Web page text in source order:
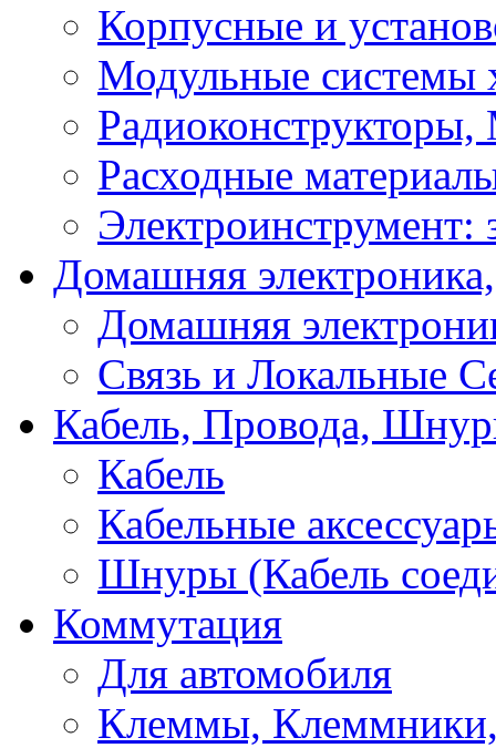
Корпусные и
Модульные системы
Расходные
Электроинструмент:
Домашняя
Домашняя
Связь и Локальные
Кабель, Провода,
Кабель
Кабельные
Шнуры (Кабель
Коммутация
Для автомобиля
Клеммы,